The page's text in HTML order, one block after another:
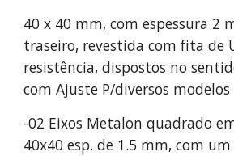
40 x 40 mm, com espessura 2
traseiro, revestida com fita de
resistência, dispostos no
com Ajuste P/diversos modelos
-02 Eixos Metalon quadrado
40x40 esp. de 1.5 mm, com